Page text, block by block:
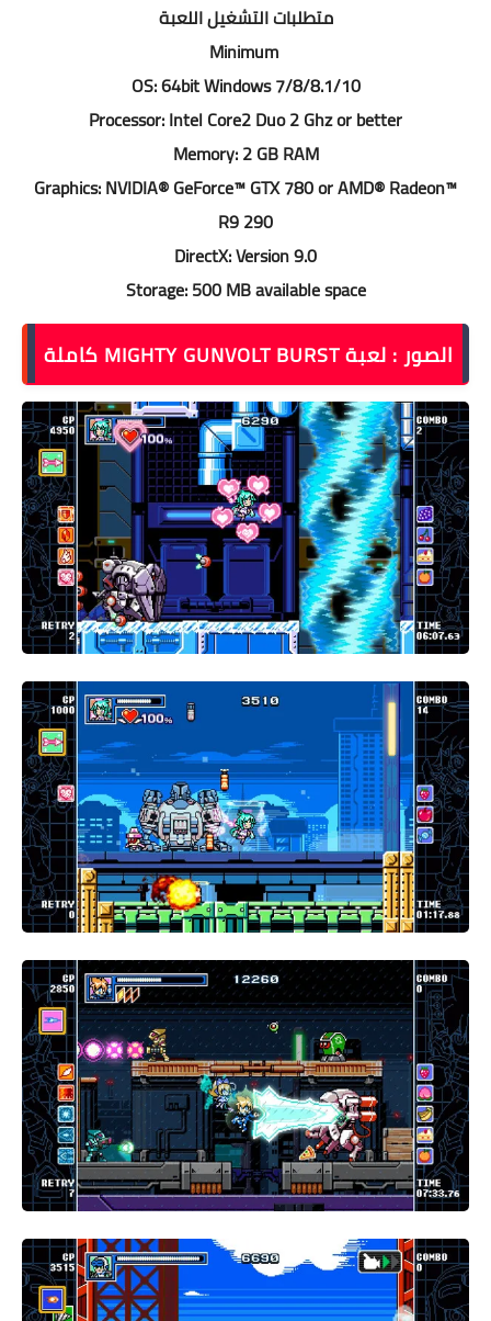
متطلبات التشغيل اللعبة
Minimum
OS: 64bit Windows 7/8/8.1/10
Processor: Intel Core2 Duo 2 Ghz or better
Memory: 2 GB RAM
Graphics: NVIDIA® GeForce™ GTX 780 or AMD® Radeon™
R9 290
DirectX: Version 9.0
Storage: 500 MB available space
الصور : لعبة MIGHTY GUNVOLT BURST كاملة